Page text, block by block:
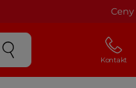
Ceny
Kontakt